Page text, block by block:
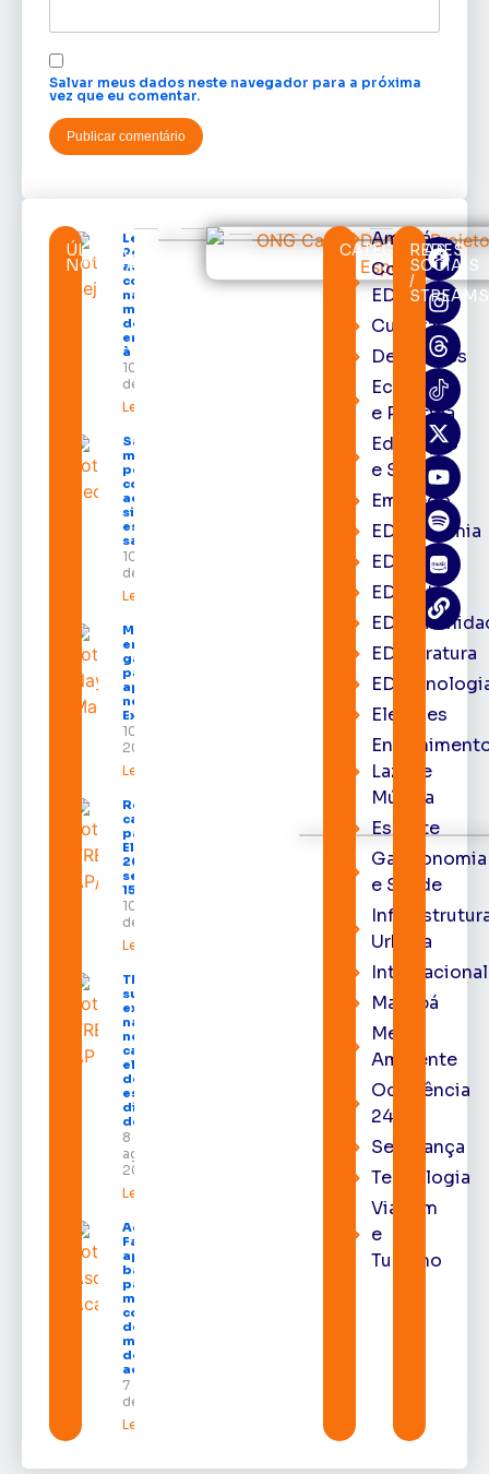
Salvar meus dados neste navegador para a próxima
vez que eu comentar.
ÚLTIMAS
NOTÍCIAS
Lei Maria da
Penha chega
aos 20 anos
com avanços
na proteção às
mulheres e
desafios no
enfrentamento
à violência
10 de agosto
de 2026
Leia mais »
Salário-
maternidade
pode ser
concedido
ao pai em
situações
específicas;
saiba quais
10 de agosto
de 2026
Leia mais »
Mais de 40
empreendedores
ganham espaço
para vender e
apresentar seus
negócios na
Expofeira 2026
10 de agosto de
2026
Leia mais »
Registro de
candidaturas
para as
Eleições
2026 deve
ser feito até
15 de agosto
10 de agosto
de 2026
Leia mais »
TRE-AP
suspende
expediente
na sede e
nos
cartórios
eleitorais
de todo o
estado nos
dias 10 e 11
de agosto
8 de
agosto de
2026
Leia mais »
Acácio
Favacho
apresenta
balanço
parcial do
mandato
com mais
de R$ 668
milhões
destinados
ao Amapá
7 de agosto
de 2026
Leia mais »
CATEGORIAS
Amapá
Cortes
EDcast
Cultura
Destaques
Economia
e Política
Educação
e Saúde
Emprego
EDacademia
EDbrasília
EDcast
EDliteratura
Eleições
Lazer e
Música
Esporte
Gastronomia
e Saúde
Urbana
Internacional
Macapá
Meio
Ambiente
Ocorrência
24h
Segurança
Tecnologia
Viagem
e
Turismo
REDES
SOCIAIS
/
STREAMS